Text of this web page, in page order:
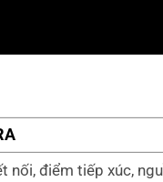
nối, điểm tiếp xúc,